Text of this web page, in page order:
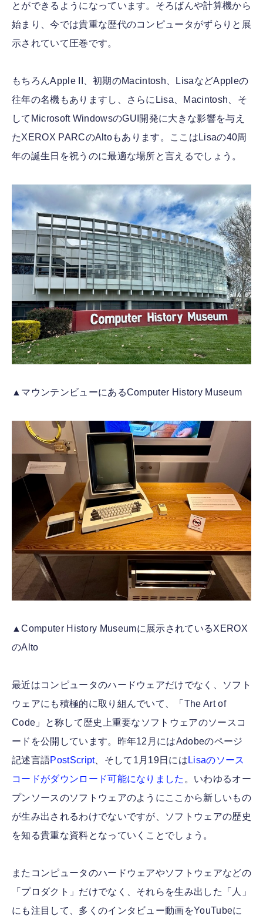
とができるようになっています。そろばんや計算機から
始まり、今では貴重な歴代のコンピュータがずらりと展
示されていて圧巻です。
もちろんApple II、初期のMacintosh、LisaなどAppleの
往年の名機もありますし、さらにLisa、Macintosh、そ
してMicrosoft WindowsのGUI開発に大きな影響を与え
たXEROX PARCのAltoもあります。ここはLisaの40周
年の誕生日を祝うのに最適な場所と言えるでしょう。
▲マウンテンビューにあるComputer History Museum
▲Computer History Museumに展示されているXEROX
のAlto
最近はコンピュータのハードウェアだけでなく、ソフト
ウェアにも積極的に取り組んでいて、「The Art of
Code」と称して歴史上重要なソフトウェアのソースコ
ードを公開しています。昨年12月にはAdobeのページ
記述言語PostScript、そして1月19日には Lisaのソース
コードがダウンロード可能になりました 。いわゆるオー
プンソースのソフトウェアのようにここから新しいもの
が生み出されるわけでないですが、ソフトウェアの歴史
を知る貴重な資料となっていくことでしょう。
またコンピュータのハードウェアやソフトウェアなどの
「プロダクト」だけでなく、それらを生み出した「人」
にも注目して、多くのインタビュー動画をYouTubeに